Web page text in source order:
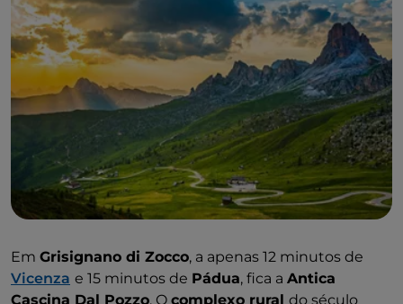
Em Grisignano di Zocco, a apenas 12 minutos de
Vicenza e 15 minutos de Pádua, fica a Antica
Cascina Dal Pozzo. O complexo rural do século